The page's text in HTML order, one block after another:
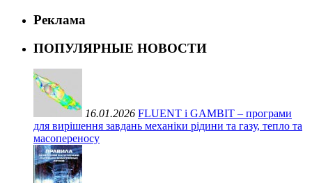
Реклама
ПОПУЛЯРНЫЕ НОВОСТИ
16.01.2026 FLUENT і GAMBIT – програми
для вирішення завдань механіки рідини та газу, тепло та
масопереносу